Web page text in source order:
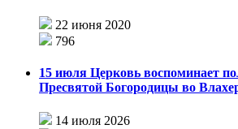
22 июня 2020
796
15 июля Церковь воспоминает
Пресвятой Богородицы во
14 июля 2026